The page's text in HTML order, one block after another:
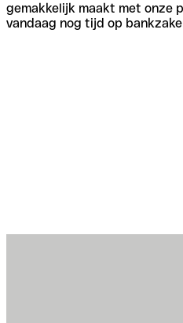
gemakkelijk maakt met onze
vandaag nog tijd op